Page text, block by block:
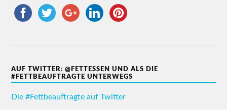
AUF TWITTER: @FETTESSEN UND ALS DIE
#FETTBEAUFTRAGTE UNTERWEGS
Die #Fettbeauftragte auf Twitter